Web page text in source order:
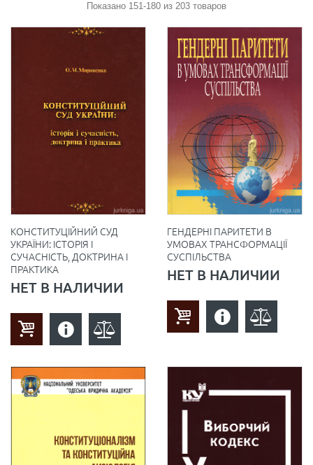
Показано 151-180 из 203 товаров
КОНСТИТУЦІЙНИЙ СУД
УКРАЇНИ: ІСТОРІЯ І
СУЧАСНІСТЬ, ДОКТРИНА І
ПРАКТИКА
НЕТ В НАЛИЧИИ
ГЕНДЕРНІ ПАРИТЕТИ В
УМОВАХ ТРАНСФОРМАЦІЇ
СУСПІЛЬСТВА
НЕТ В НАЛИЧИИ